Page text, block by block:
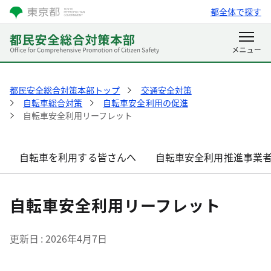
都全体で探す
都民安全総合対策本部トップ
交通安全対策
自転車総合対策
自転車安全利用の促進
自転車安全利用リーフレット
自転車を利用する皆さんへ 自転車安全利用推進事業
自転車安全利用リーフレット
更新日 2026年4月7日